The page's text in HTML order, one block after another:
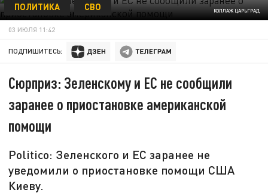
КОЛЛАЖ ЦАРЬГРАД
ПОЛИТИКА СВО
03 ИЮЛЯ 11:42
ПОДПИШИТЕСЬ:
Сюрприз: Зеленскому и ЕС не сообщили
заранее о приостановке американской
помощи
Politico: Зеленского и ЕС заранее не
уведомили о приостановке помощи США
Киеву.